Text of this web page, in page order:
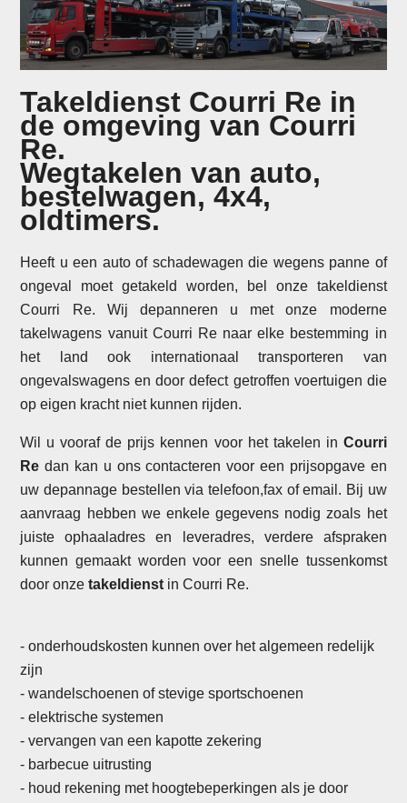
Takeldienst Courri Re in
de omgeving van Courri
Re.
Wegtakelen van auto,
bestelwagen, 4x4,
oldtimers.
Heeft u een auto of schadewagen die wegens panne of
ongeval moet getakeld worden, bel onze takeldienst
Courri Re. Wij depanneren u met onze moderne
takelwagens vanuit Courri Re naar elke bestemming in
het land ook internationaal transporteren van
ongevalswagens en door defect getroffen voertuigen die
op eigen kracht niet kunnen rijden.
Wil u vooraf de prijs kennen voor het takelen in Courri
Re dan kan u ons contacteren voor een prijsopgave en
uw depannage bestellen via telefoon,fax of email. Bij uw
aanvraag hebben we enkele gegevens nodig zoals het
juiste ophaaladres en leveradres, verdere afspraken
kunnen gemaakt worden voor een snelle tussenkomst
door onzetakeldienst in Courri Re.
- onderhoudskosten kunnen over het algemeen redelijk
zijn
- wandelschoenen of stevige sportschoenen
- elektrische systemen
-vervangen van een kapotte zekering
- barbecue uitrusting
- houd rekening met hoogtebeperkingen als je door